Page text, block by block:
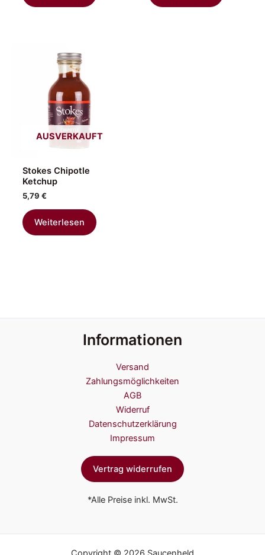
AUSVERKAUFT
Stokes Chipotle
Ketchup
5,79 €
Weiterlesen
Informationen
Versand
Zahlungsmöglichkeiten
AGB
Widerruf
Datenschutzerklärung
Impressum
Vertrag widerrufen
*Alle Preise inkl. MwSt.